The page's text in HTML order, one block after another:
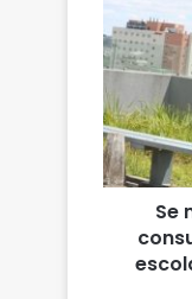
m
a
t
i
e
n
Se